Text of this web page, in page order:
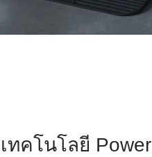
เทคโนโลยี